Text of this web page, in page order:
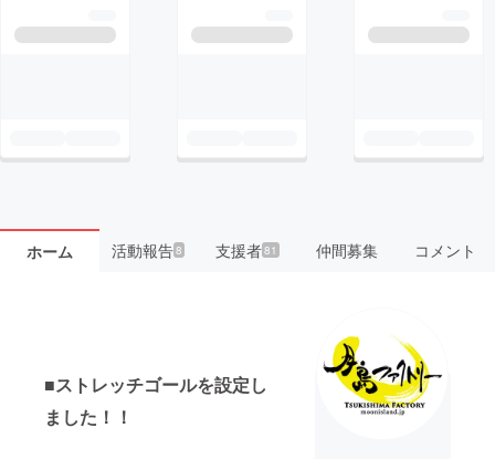
ホーム 活動報告8 支援者81 仲間募集 コメント
■ストレッチゴールを設定し
ました！！